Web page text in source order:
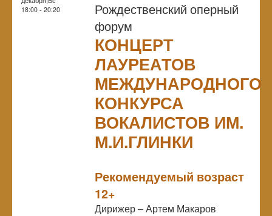
18:00 - 20:20
Рождественский оперный
форум
КОНЦЕРТ
ЛАУРЕАТОВ
МЕЖДУНАРОДНОГО
КОНКУРСА
ВОКАЛИСТОВ ИМ.
М.И.ГЛИНКИ
Рекомендуемый возраст
12+
Дирижер – Артем Макаров